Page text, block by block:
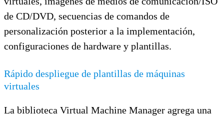
de CD/DVD, secuencias de comandos de
personalización posterior a la implementación,
configuraciones de hardware y plantillas.
Rápido despliegue de plantillas de máquinas
virtuales
La biblioteca Virtual Machine Manager agrega una